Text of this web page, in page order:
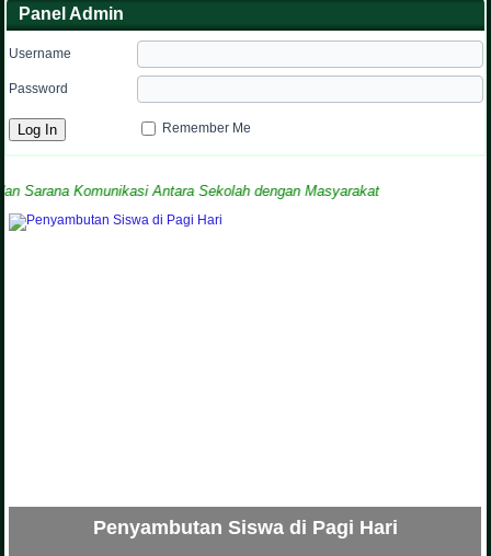
Panel Admin
Username
Password
Remember Me
Komunikasi Antara Sekolah dengan Masyarakat
Penyambutan Siswa di Pagi Hari